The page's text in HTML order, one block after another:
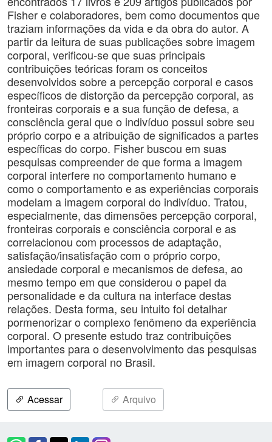
Fisher e colaboradores, bem como documentos que
traziam informações da vida e da obra do autor. A
partir da leitura de suas publicações sobre imagem
corporal, verificou-se que suas principais
contribuições teóricas foram os conceitos
desenvolvidos sobre a percepção corporal e casos
específicos de distorção da percepção corporal, as
fronteiras corporais e a sua função de defesa, a
consciência geral que o indivíduo possui sobre seu
próprio corpo e a atribuição de significados a partes
específicas do corpo. Fisher buscou em suas
pesquisas compreender de que forma a imagem
corporal interfere no comportamento humano e
como o comportamento e as experiências corporais
modelam a imagem corporal do indivíduo. Tratou,
especialmente, das dimensões percepção corporal,
fronteiras corporais e consciência corporal e as
correlacionou com processos de adaptação,
satisfação/insatisfação com o próprio corpo,
ansiedade corporal e mecanismos de defesa, ao
mesmo tempo em que considerou o papel da
personalidade e da cultura na interface destas
relações. Desta forma, seu intuito foi detalhar
pormenorizar o complexo fenômeno da experiência
corporal. O presente estudo traz contribuições
importantes para o desenvolvimento das pesquisas
em imagem corporal no Brasil.
Acessar Arquivo